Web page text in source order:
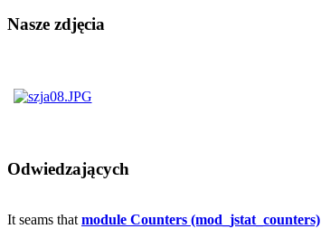
Nasze zdjęcia
Odwiedzających
It seams thatmodule Counters (mod_jstat_counters)